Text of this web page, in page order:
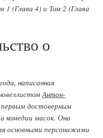
1 (Глава 4) и Том 2 (Глава
о
написанная
Антон-
достоверным
комедии масок. Она
основными персонажами